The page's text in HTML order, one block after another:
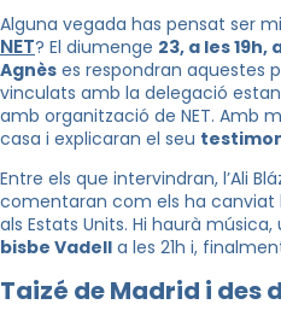
Alguna vegada has pensat ser
NET? El diumenge 23, a les
Agnès es respondran aquestes
vinculats amb la delegació estan
amb organització de NET. Amb
casa i explicaran el seu
Entre els que intervindran, l’Ali
comentaran com els ha canviat
als Estats Units. Hi haurà música,
bisbe Vadell a les 21h i,
Taizé de Madrid i des